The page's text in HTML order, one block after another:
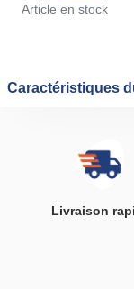
Article en stock
Caractéristiques
Livraison